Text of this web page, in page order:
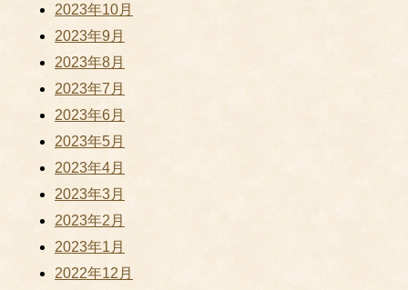
2023年10月
2023年9月
2023年8月
2023年7月
2023年6月
2023年5月
2023年4月
2023年3月
2023年2月
2023年1月
2022年12月